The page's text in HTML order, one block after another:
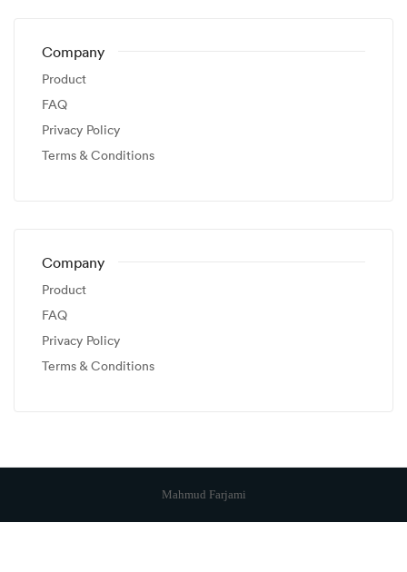
Company
Product
FAQ
Privacy Policy
Terms & Conditions
Company
Product
FAQ
Privacy Policy
Terms & Conditions
Mahmud Farjami